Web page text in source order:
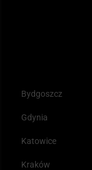
Bydgoszcz
Gdynia
Katowice
Kraków